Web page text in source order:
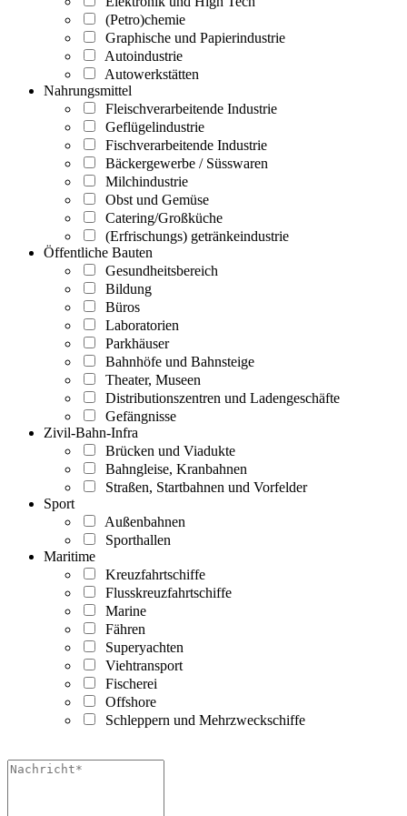
(Petro)chemie
Graphische und Papierindustrie
Autoindustrie
Autowerkstätten
Nahrungsmittel
Fleischverarbeitende Industrie
Geflügelindustrie
Fischverarbeitende Industrie
Bäckergewerbe / Süsswaren
Milchindustrie
Obst und Gemüse
Catering/Großküche
(Erfrischungs) getränkeindustrie
Öffentliche Bauten
Gesundheitsbereich
Bildung
Büros
Laboratorien
Parkhäuser
Bahnhöfe und Bahnsteige
Theater, Museen
Distributionszentren und Ladengeschäfte
Gefängnisse
Zivil-Bahn-Infra
Brücken und Viadukte
Bahngleise, Kranbahnen
Straßen, Startbahnen und Vorfelder
Sport
Außenbahnen
Sporthallen
Maritime
Kreuzfahrtschiffe
Flusskreuzfahrtschiffe
Marine
Fähren
Superyachten
Viehtransport
Fischerei
Offshore
Schleppern und Mehrzweckschiffe